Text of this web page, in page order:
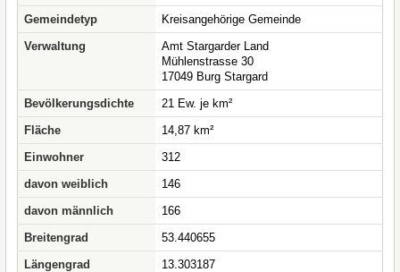
Gemeindetyp
Kreisangehörige Gemeinde
Verwaltung
Amt Stargarder Land
Mühlenstrasse 30
17049 Burg Stargard
Bevölkerungsdichte
21 Ew. je km²
Fläche
14,87 km²
Einwohner
312
davon weiblich
146
davon männlich
166
Breitengrad
53.440655
Längengrad
13.303187